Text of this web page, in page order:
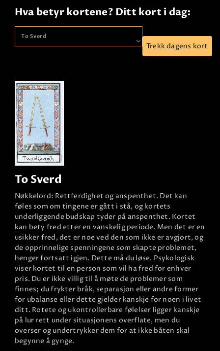
Hva betyr kortene? Ditt kort i dag:
Trekk dagens kort
To Sverd
Nøkkelord: Rettferdighet og anspenthet. Det kan
føles som om tingene er gått i stå, og kortets
underliggende budskap tyder på anspenthet. Kortet
kan bety fred etter en vanskelig periode. Men det er en
usikker fred, det er noe ved den som ikke er avgjort, og
de opprinnelige spenningene som skapte problemet,
henger fortsatt igjen. Dette må du løse. Psykologisk
viser kortet til en person som vil ha fred for enhver
pris. Du er ikke villig til å møte de problemer som
finnes; du frykter bråk, separasjon eller andre former
for ubalanse eller dette gjelder kanskje for noen i livet
ditt. Rotete og ukontrollerbare følelser ligger kanskje
på lur rett under situasjonens overflate, men du
overser og undertrykker dem for at ikke båten skal
begynne å gynge.